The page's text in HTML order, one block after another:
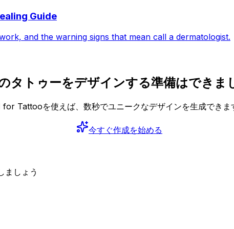
Guide
and the warning signs that mean call a dermatologist.
タトゥーをデザインする準備はできま
for Tattooを使えば、数秒でユニークなデザインを生成できま
今すぐ作成を始める
ましょう